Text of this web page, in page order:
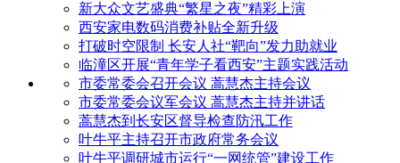
新大众文艺盛典“繁星之夜”精彩上演
西安家电数码消费补贴全新升级
打破时空限制 长安人社“靶向”发力助就业
临潼区开展“青年学子看西安”主题实践活动
市委常委会召开会议 蒿慧杰主持会议
市委常委会议军会议 蒿慧杰主持并讲话
蒿慧杰到长安区督导检查防汛工作
叶牛平主持召开市政府常务会议
叶牛平调研城市运行“一网统管”建设工作